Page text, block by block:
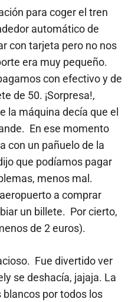
para coger el tren
automático de
con tarjeta pero no nos
era muy pequeño.
con efectivo y de
de 50. ¡Sorpresa!,
la máquina decía que el
En ese momento
con un pañuelo de la
que podíamos pagar
menos mal.
a comprar
un billete. Por cierto,
de 2 euros).
Fue divertido ver
se deshacía, jajaja. La
por todos los